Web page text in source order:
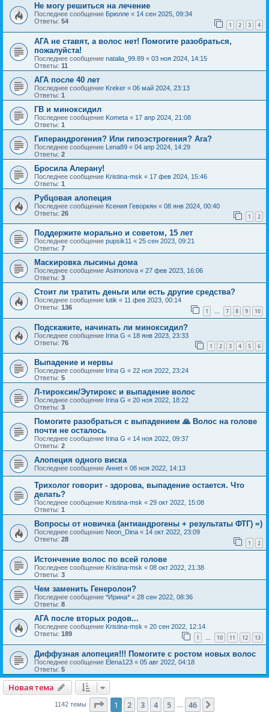
Не могу решиться на лечение
Последнее сообщение Брюлле « 14 сен 2025, 09:34
Ответы: 54 1 2 3 4
АГА не ставят, а волос нет! Помогите разобраться,
пожалуйста!
Последнее сообщение natalia_99.89 « 03 ноя 2024, 14:15
Ответы: 11
АГА после 40 лет
Последнее сообщение Kreker « 06 май 2024, 23:13
Ответы: 1
ГВ и миноксидил
Последнее сообщение Kometa « 17 апр 2024, 21:08
Ответы: 1
Гиперандрогения? Или гипоэстрогения? Ага?
Последнее сообщение Lena89 « 04 апр 2024, 14:29
Ответы: 2
Бросила Алерану!
Последнее сообщение Kristina-msk « 17 фев 2024, 15:46
Ответы: 1
Рубцовая алопеция
Последнее сообщение Ксения Геворкян « 08 янв 2024, 00:40
Ответы: 26 1 2
Поддержите морально и советом, 15 лет
Последнее сообщение pupsik11 « 25 сен 2023, 09:21
Ответы: 7
Маскировка лысины дома
Последнее сообщение Asimonova « 27 фев 2023, 16:06
Ответы: 3
Стоит ли тратить деньги или есть другие средства?
Последнее сообщение lutik « 11 фев 2023, 00:14
Ответы: 136 1 … 7 8 9 10
Подскажите, начинать ли миноксидил?
Последнее сообщение Irina G « 18 янв 2023, 23:33
Ответы: 76 1 2 3 4 5 6
Выпадение и нервы
Последнее сообщение Irina G « 22 ноя 2022, 23:24
Ответы: 5
Л-тироксин/Эутирокс и выпадение волос
Последнее сообщение Irina G « 20 ноя 2022, 18:22
Ответы: 3
Помогите разобраться с выпадением 🙏 Волос на голове
почти не осталось
Последнее сообщение Irina G « 14 ноя 2022, 09:37
Ответы: 2
Алопеция одного виска
Последнее сообщение Аннet « 08 ноя 2022, 14:13
Трихолог говорит - здорова, выпадение остается. Что
делать?
Последнее сообщение Kristina-msk « 29 окт 2022, 15:08
Ответы: 1
Вопросы от новичка (антиандрогены + результаты ФТГ) =)
Последнее сообщение Neon_Dina « 14 окт 2022, 23:09
Ответы: 28 1 2
Истончение волос по всей голове
Последнее сообщение Kristina-msk « 08 окт 2022, 21:38
Ответы: 3
Чем заменить Генеролон?
Последнее сообщение *Ирина* « 28 сен 2022, 08:36
Ответы: 8
АГА после вторых родов...
Последнее сообщение Kristina-msk « 20 сен 2022, 12:14
Ответы: 189 1 … 10 11 12 13
Диффузная алопеция!!! Помогите с ростом новых волос
Последнее сообщение Elena123 « 05 авг 2022, 04:18
Ответы: 5
Новая тема
1142 темы Страница из 46
1 2 3 4 5 46